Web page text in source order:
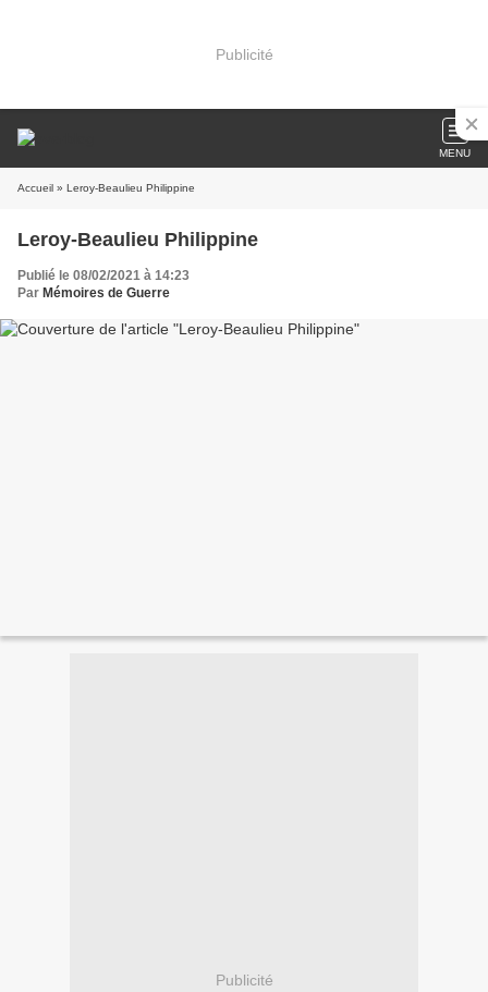
Publicité
MENU
Accueil » Leroy-Beaulieu Philippine
Leroy-Beaulieu Philippine
Publié le 08/02/2021 à 14:23
Par Mémoires de Guerre
Publicité